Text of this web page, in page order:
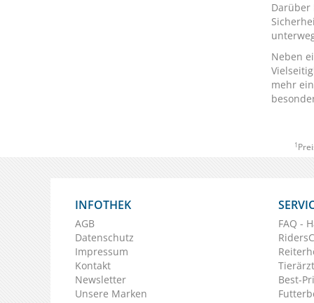
Darüber
Neben
mehr
1
INFOTHEK
AGB
Datenschutz
Impressum
Kontakt
Newsletter
Unsere Marken
FAQ -
Best-